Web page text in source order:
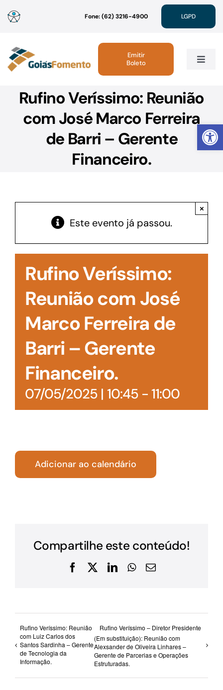
Abrir
para
conteúdo
Fone: (62) 3216-4900 LGPD
Toggle
Institucional
Acesso à Informação
Emitir
Boleto
Rufino Veríssimo: Reunião
com José Marco Ferreira
de Barri – Gerente
Financeiro.
Este evento já passou.
×
Rufino Veríssimo:
Reunião com José
Marco Ferreira de
Barri – Gerente
Financeiro.
07/05/2025 | 10:45- 11:00
Adicionar ao calendário
Compartilhe este conteúdo!
Facebook
X LinkedInWhatsApp
E-
Rufino Veríssimo: Reunião
com Luiz Carlos dos
Santos Sardinha – Gerente
de Tecnologia da
Informação.
Rufino Veríssimo – Diretor Presidente
(Em substituição): Reunião com
Alexsander de Oliveira Linhares –
Gerente de Parcerias e Operações
Estruturadas.